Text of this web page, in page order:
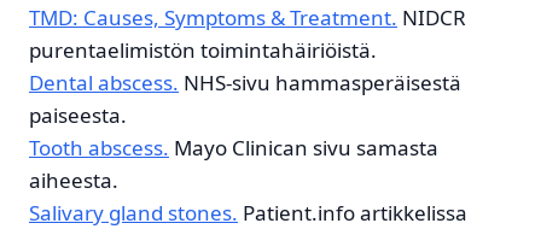
TMD: Causes, Symptoms & Treatment. NIDCR
purentaelimistön toimintahäiriöistä.
Dental abscess. NHS-sivu hammasperäisestä
paiseesta.
Tooth abscess. Mayo Clinican sivu samasta
aiheesta.
Salivary gland stones. Patient.info artikkelissa